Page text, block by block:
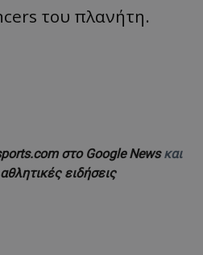
του πλανήτη.
στο Google Newsκαι
αθλητικές ειδήσεις